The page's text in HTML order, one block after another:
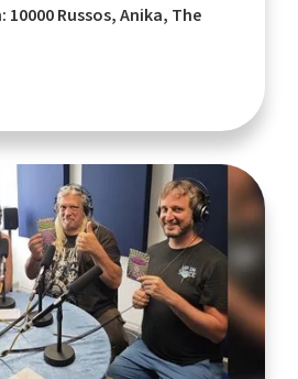
10000 Russos, Anika, The